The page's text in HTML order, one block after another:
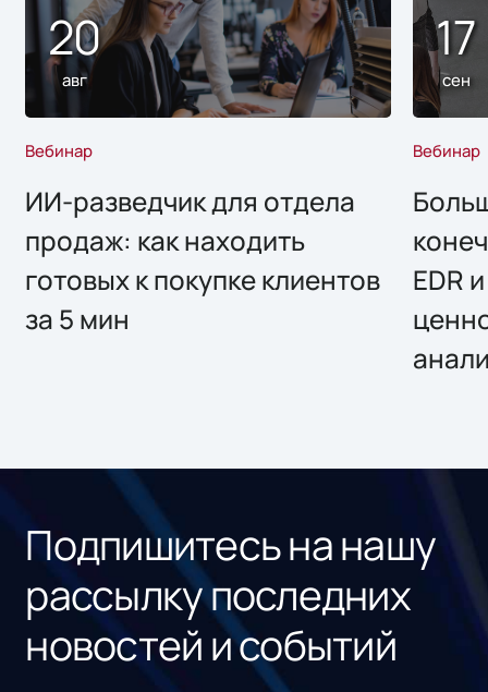
20
авг
Вебинар
ИИ-разведчик для отдела
продаж: как находить
готовых к покупке клиентов
за 5 мин
17
сен
Вебинар
EDR
Подпишитесь на нашу
рассылку последних
новостей и событий